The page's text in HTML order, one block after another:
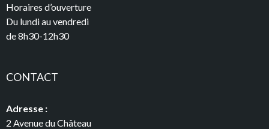
Horaires d’ouverture
Du lundi au vendredi
de 8h30-12h30
CONTACT
Adresse :
2 Avenue du Château